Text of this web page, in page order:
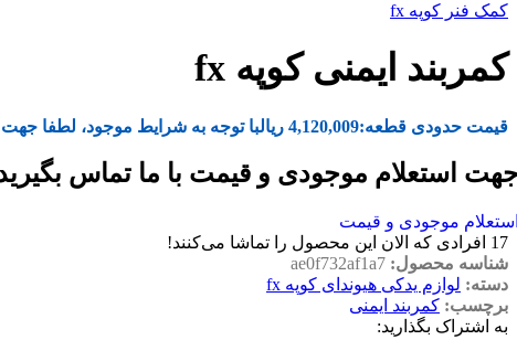
کمک فنر کوپه fx
کمربند ایمنی کوپه fx
قیمت حدودی قطعه:4,120,009 ریالبا توجه به شرایط موجود، لطفا
استعلام موجودی و قیمت با ما تماس
موجودی و قیمت
17 افرادی که الان این محصول را تماشا می‌کنند!
شناسه محصول: ae0f732af1a7
دسته: لوازم یدکی هیوندای کوپه fx
برچسب: کمربند ایمنی
به اشتراک بگذارید: